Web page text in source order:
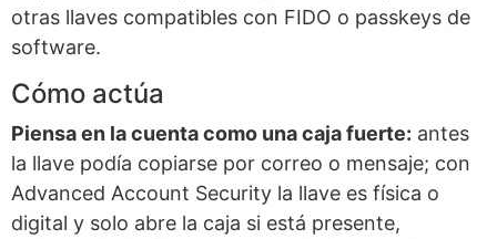
otras llaves compatibles con FIDO o passkeys de
software.
Cómo actúa
Piensa en la cuenta como una caja fuerte: antes
la llave podía copiarse por correo o mensaje; con
Advanced Account Security la llave es física o
digital y solo abre la caja si está presente,